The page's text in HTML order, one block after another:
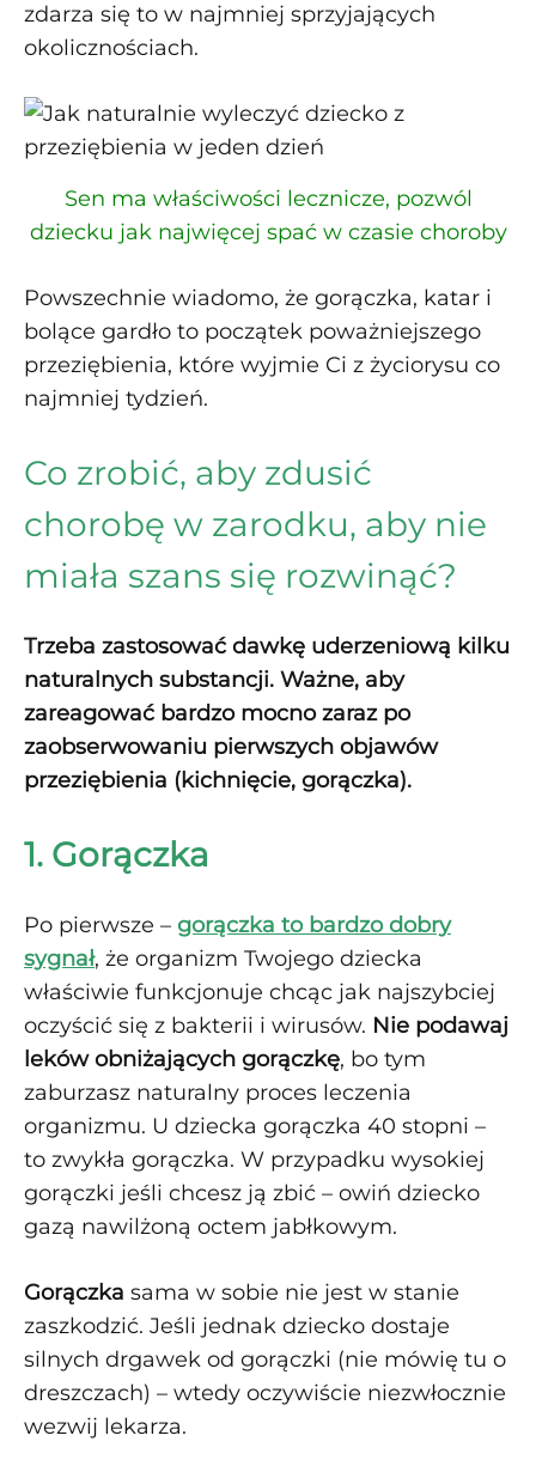
zdarza się to w najmniej sprzyjających
okolicznościach.
Sen ma właściwości lecznicze, pozwól
dziecku jak najwięcej spać w czasie choroby
Powszechnie wiadomo, że gorączka, katar i
bolące gardło to początek poważniejszego
przeziębienia, które wyjmie Ci z życiorysu co
najmniej tydzień.
Co zrobić, aby zdusić
chorobę w zarodku, aby nie
miała szans się rozwinąć?
Trzeba zastosować dawkę uderzeniową kilku
naturalnych substancji. Ważne, aby
zareagować bardzo mocno zaraz po
zaobserwowaniu pierwszych objawów
przeziębienia (kichnięcie, gorączka).
1. Gorączka
Po pierwsze – gorączka to bardzo dobry
sygnał, że organizm Twojego dziecka
właściwie funkcjonuje chcąc jak najszybciej
oczyścić się z bakterii i wirusów. Nie podawaj
leków obniżających gorączkę, bo tym
zaburzasz naturalny proces leczenia
organizmu. U dziecka gorączka 40 stopni –
to zwykła gorączka. W przypadku wysokiej
gorączki jeśli chcesz ją zbić – owiń dziecko
gazą nawilżoną octem jabłkowym.
Gorączka sama w sobie nie jest w stanie
zaszkodzić. Jeśli jednak dziecko dostaje
silnych drgawek od gorączki (nie mówię tu o
dreszczach) – wtedy oczywiście niezwłocznie
wezwij lekarza.